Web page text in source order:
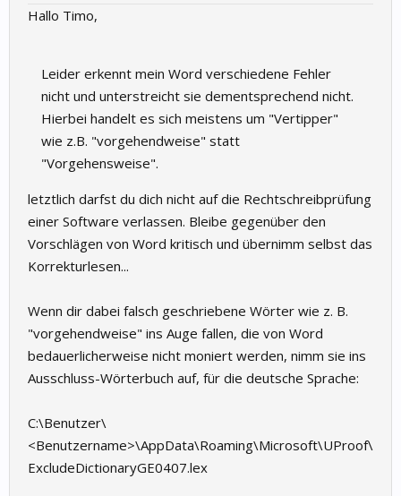
Hallo Timo,
Leider erkennt mein Word verschiedene Fehler
nicht und unterstreicht sie dementsprechend nicht.
Hierbei handelt es sich meistens um "Vertipper"
wie z.B. "vorgehendweise" statt
"Vorgehensweise".
letztlich darfst du dich nicht auf die Rechtschreibprüfung
einer Software verlassen. Bleibe gegenüber den
Vorschlägen von Word kritisch und übernimm selbst das
Korrekturlesen...
Wenn dir dabei falsch geschriebene Wörter wie z. B.
"vorgehendweise" ins Auge fallen, die von Word
bedauerlicherweise nicht moniert werden, nimm sie ins
Ausschluss-Wörterbuch auf, für die deutsche Sprache:
C:\Benutzer\
<Benutzername>\AppData\Roaming\Microsoft\UProof\
ExcludeDictionaryGE0407.lex